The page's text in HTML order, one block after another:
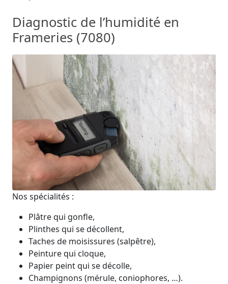
Diagnostic de l’humidité en
Frameries (7080)
Nos spécialités :
Plâtre qui gonfle,
Plinthes qui se décollent,
Taches de moisissures (salpêtre),
Peinture qui cloque,
Papier peint qui se décolle,
Champignons (mérule, coniophores, …).